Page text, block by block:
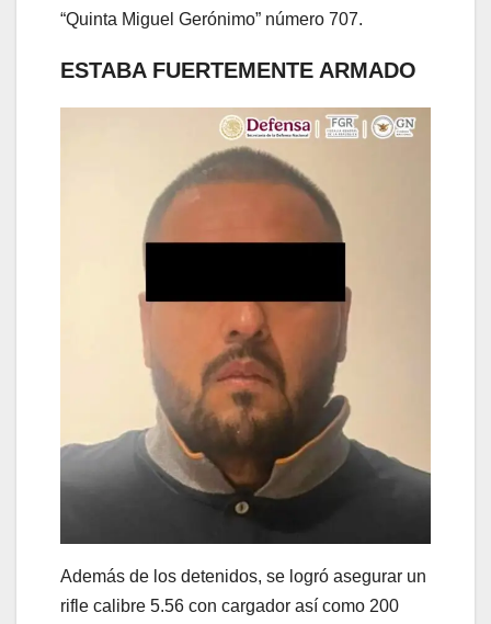
“Quinta Miguel Gerónimo” número 707.
ESTABA FUERTEMENTE ARMADO
Además de los detenidos, se logró asegurar un
rifle calibre 5.56 con cargador así como 200